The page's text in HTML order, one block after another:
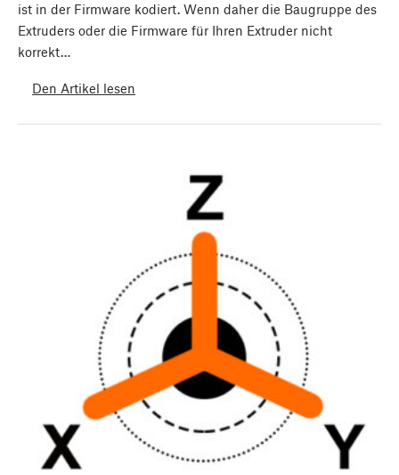
ist in der Firmware kodiert. Wenn daher die Baugruppe des
Extruders oder die Firmware für Ihren Extruder nicht
korrekt…
Den Artikel lesen